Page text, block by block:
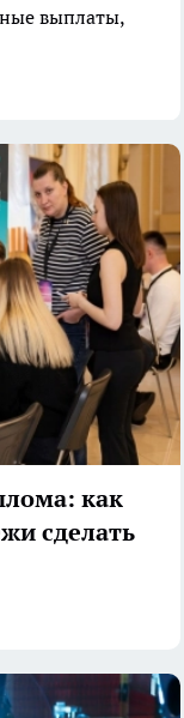
выплаты,
как
сделать